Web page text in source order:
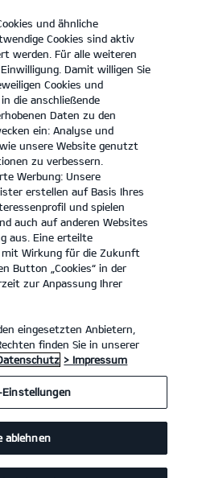
KONTAKT
Probefahrt / Angebot
Konfigurator
in neuem Licht.
und ähnliche
Cookies sind aktiv
werden. Für alle weiteren
Damit willigen Sie
Cookies und
die anschließende
Daten zu den
ein: Analyse und
unsere Website genutzt
zu verbessern.
Werbung: Unsere
erstellen auf Basis Ihres
und spielen
auch auf anderen Websites
aus. Eine erteilte
Wirkung für die Zukunft
Button „Cookies“ in der
zur Anpassung Ihrer
eingesetzten Anbietern,
finden Sie in unserer
> Impressum
Einstellungen
ablehnen